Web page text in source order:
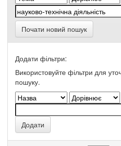
Почати новий пошук
Додати фільтри:
Використовуйте фільтри для
пошуку.